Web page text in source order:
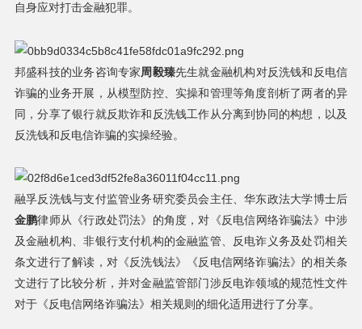
自身应对打击金融犯罪。
邦盛科技的业务咨询专家周毅臻先生就金融机构对反洗钱和反电信
诈骗的业务开展，从模型防控、实操和管理等角度剖析了两者的异
同，分享了银行就反欺诈和反洗钱工作从分离到协同的构想，以及
反洗钱和反电信诈骗的实操经验。
融孚反洗钱与支付监管业务研究委员会主任、华东政法大学博士后
金鹏律师从《行政处罚法》的角度，对《反电信网络诈骗法》中涉
及金融机构、非银行支付机构的金融监管、反电诈义务及处罚相关
条文进行了解读，对《反洗钱法》《反电信网络诈骗法》的相关条
文进行了比较分析，并对金融监管部门涉反电诈领域的规范性文件
对于《反电信网络诈骗法》相关规则的细化适用进行了分享。